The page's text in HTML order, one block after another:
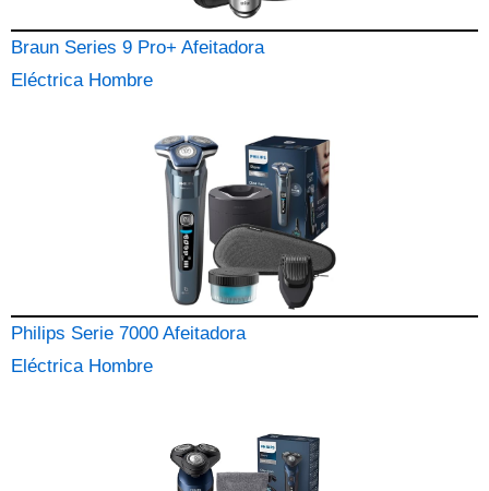
Braun Series 9 Pro+ Afeitadora
Eléctrica Hombre
Philips Serie 7000 Afeitadora
Eléctrica Hombre